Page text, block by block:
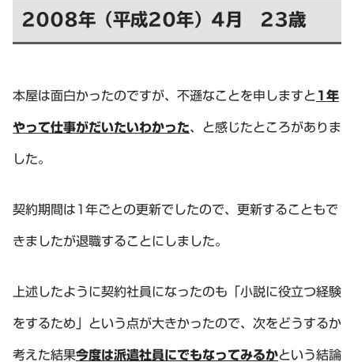
2008年（平成20年）4月 23歳
本屋は面白かったのですが、不遜なことを申しますと 1年
やって仕事がだいたいわかった、と感じたところがありま
した。
契約期間は1年ごとの更新でしたので、更新することもで
きましたが退職することにしました。
上述したように契約社員になったのも「小説に役立つ経験
をするため」という点が大きかったので、次をどうするか
考えた結果今度は派遣社員にでもなってみるかという結論